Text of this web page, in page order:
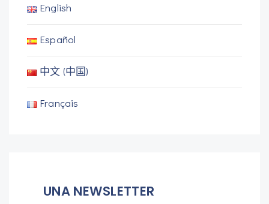
English
Español
中文 (中国)
Français
UNA NEWSLETTER